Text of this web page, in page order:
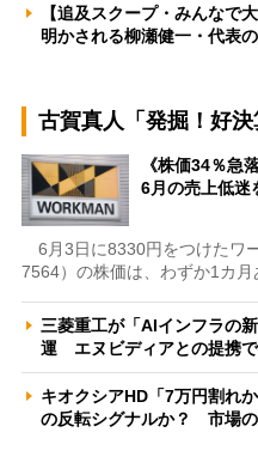
【追及スクープ・みんなで
明かされる柳瀬健一・代表
古賀真人「発掘！好決
《株価34％急
6月の売上低
6月3日に8330円をつけたワ
7564）の株価は、わずか1カ
三菱重工が「AIインフラの
運 エヌビディアとの提携
キオクシアHD「7万円割れ
の反転シグナルか？ 市場